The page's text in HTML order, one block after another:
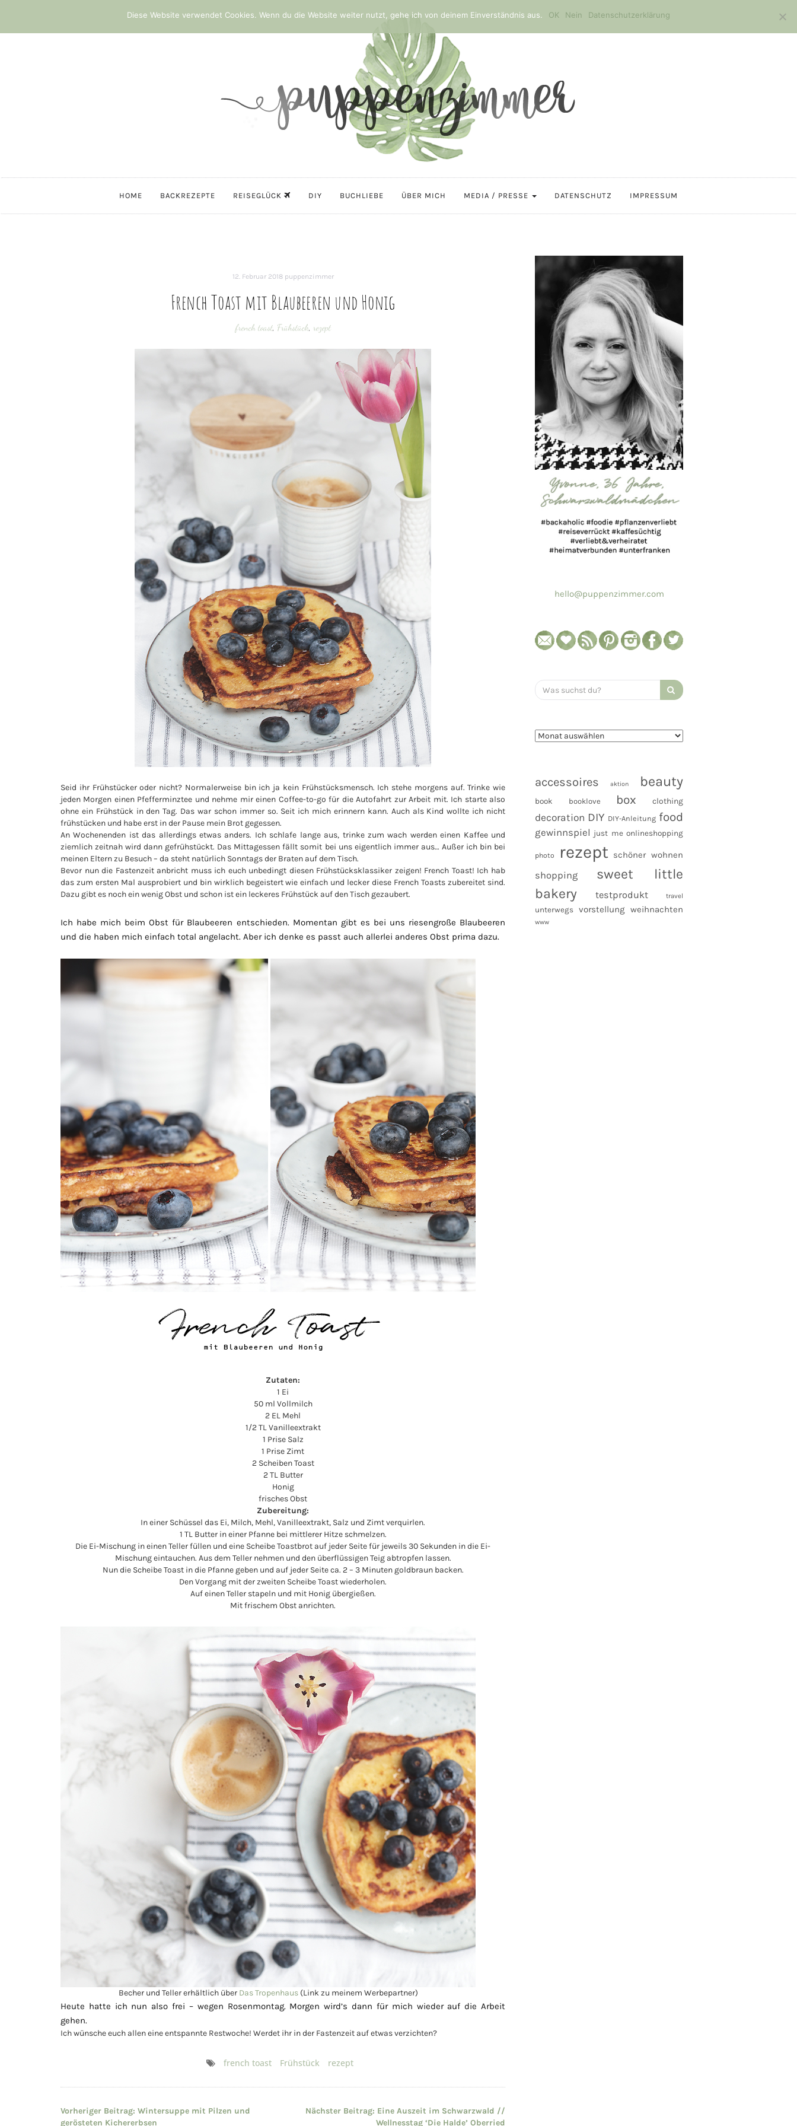
HOME BACKREZEPTE REISEGLÜCK DIY BUCHLIEBE ÜBER MICH MEDIA / PRESSE DATENSCHUTZ IMPRESSUM
12. Februar 2018 puppenzimmer
French Toast mit Blaubeeren und Honig
french toast, Frühstück, rezept
Seid ihr Frühstücker oder nicht? Normalerweise bin ich ja kein Frühstücksmensch. Ich stehe morgens auf. Trinke wie
jeden Morgen einen Pfefferminztee und nehme mir einen Coffee-to-go für die Autofahrt zur Arbeit mit. Ich starte also
ohne ein Frühstück in den Tag. Das war schon immer so. Seit ich mich erinnern kann. Auch als Kind wollte ich nicht
frühstücken und habe erst in der Pause mein Brot gegessen.
An Wochenenden ist das allerdings etwas anders. Ich schlafe lange aus, trinke zum wach werden einen Kaffee und
ziemlich zeitnah wird dann gefrühstückt. Das Mittagessen fällt somit bei uns eigentlich immer aus… Außer ich bin bei
meinen Eltern zu Besuch – da steht natürlich Sonntags der Braten auf dem Tisch.
Bevor nun die Fastenzeit anbricht muss ich euch unbedingt diesen Frühstücksklassiker zeigen! French Toast! Ich hab
das zum ersten Mal ausprobiert und bin wirklich begeistert wie einfach und lecker diese French Toasts zubereitet sind.
Dazu gibt es noch ein wenig Obst und schon ist ein leckeres Frühstück auf den Tisch gezaubert.
Ich habe mich beim Obst für Blaubeeren entschieden. Momentan gibt es bei uns riesengroße Blaubeeren
und die haben mich einfach total angelacht. Aber ich denke es passt auch allerlei anderes Obst prima dazu.
Zutaten:
1 Ei
50 ml Vollmilch
2 EL Mehl
1/2 TL Vanilleextrakt
1 Prise Salz
1 Prise Zimt
2 Scheiben Toast
2 TL Butter
Honig
frisches Obst
Zubereitung:
In einer Schüssel das Ei, Milch, Mehl, Vanilleextrakt, Salz und Zimt verquirlen.
1 TL Butter in einer Pfanne bei mittlerer Hitze schmelzen.
Die Ei-Mischung in einen Teller füllen und eine Scheibe Toastbrot auf jeder Seite für jeweils 30 Sekunden in die Ei-
Mischung eintauchen. Aus dem Teller nehmen und den überflüssigen Teig abtropfen lassen.
Nun die Scheibe Toast in die Pfanne geben und auf jeder Seite ca. 2 – 3 Minuten goldbraun backen.
Den Vorgang mit der zweiten Scheibe Toast wiederholen.
Auf einen Teller stapeln und mit Honig übergießen.
Mit frischem Obst anrichten.
Becher und Teller erhältlich über Das Tropenhaus(Link zu meinem Werbepartner)
Heute hatte ich nun also frei – wegen Rosenmontag. Morgen wird’s dann für mich wieder auf die Arbeit
gehen.
Ich wünsche euch allen eine entspannte Restwoche! Werdet ihr in der Fastenzeit auf etwas verzichten?
french toast Frühstück rezept
Beitragsnavigation
Vorheriger Beitrag: Wintersuppe mit Pilzen und
gerösteten Kichererbsen
Nächster Beitrag: Eine Auszeit im Schwarzwald //
Wellnesstag ‘Die Halde’ Oberried
hello@puppenzimmer.com
Search
for:
accessoires aktion beauty
book booklove box clothing
decoration DIY DIY-Anleitung food
gewinnspiel just me onlineshopping
photo rezept schöner wohnen
shopping
sweet little
bakery
testprodukt travel
unterwegs vorstellung weihnachten
www
Diese Website verwendet Cookies. Wenn du die Website weiter nutzt, gehe ich von deinem Einverständnis aus. OK Nein Datenschutzerklärung